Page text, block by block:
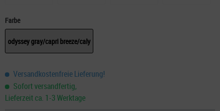
Farbe
odyssey gray/capri breeze/caly
Versandkostenfreie Lieferung!
Sofort versandfertig,
Lieferzeit ca. 1-3 Werktage